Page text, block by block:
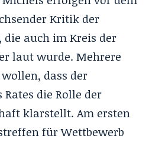
Kritik der
auch im Kreis der
laut wurde. Mehrere
dass der
Rates die Rolle der
klarstellt. Am ersten
für Wettbewerb